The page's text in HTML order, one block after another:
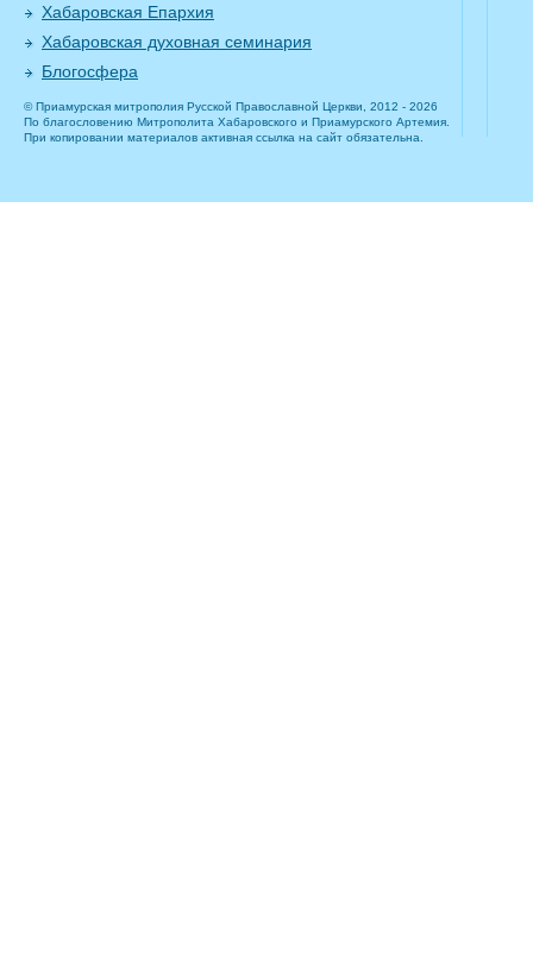
Хабаровская Епархия
Хабаровская духовная семинария
Блогосфера
© Приамурская митрополия Русской Православной Церкви, 2012 - 2026
По благословению Митрополита Хабаровского и Приамурского Артемия.
При копировании материалов активная ссылка на сайт обязательна.